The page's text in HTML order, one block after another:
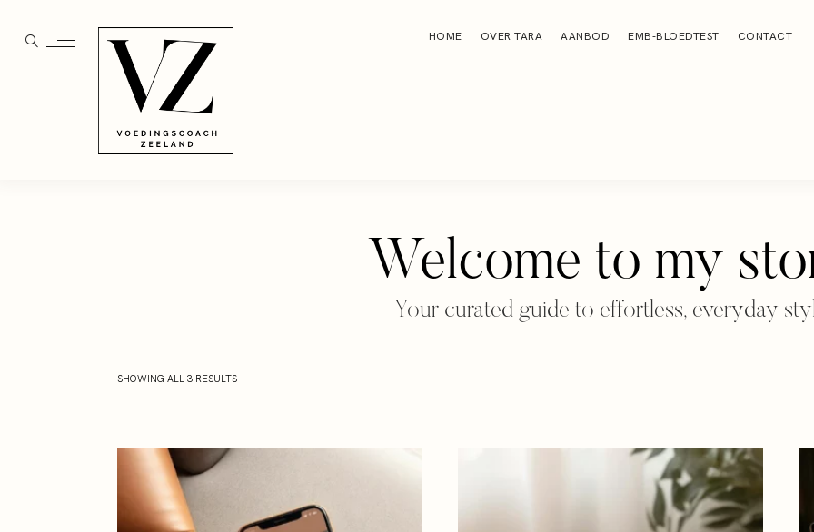
HOME OVER TARA AANBOD EMB-BLOEDTEST CONTACT
Welcome to my
Your curated guide to effortless, everyday
SHOWING ALL 3 RESULTS